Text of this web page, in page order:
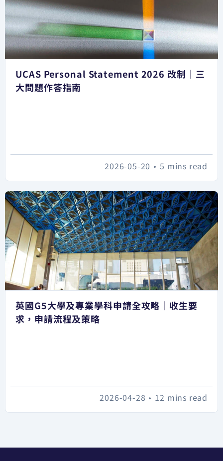
UCAS Personal Statement 2026 改制｜三
大問題作答指南
5 mins read
•
2026-05-20
英國G5大學及專業學科申請全攻略｜收生要
求，申請流程及策略
12 mins read
•
2026-04-28